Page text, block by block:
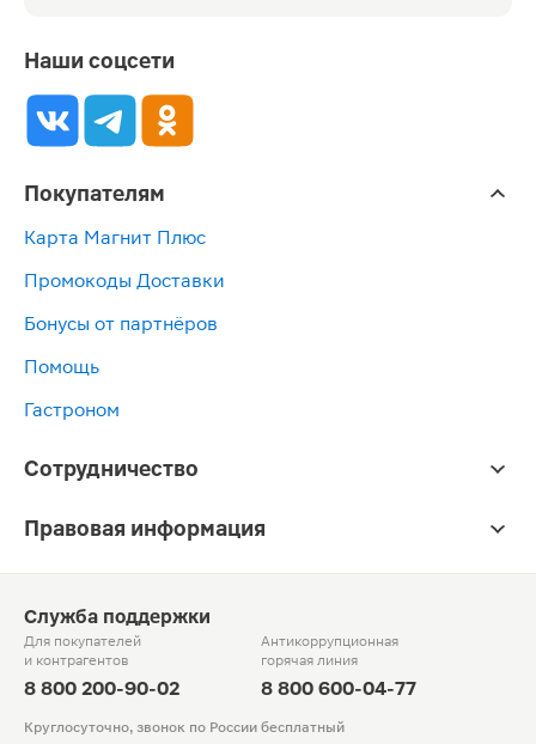
Наши соцсети
Покупателям
Карта Магнит Плюс
Промокоды Доставки
Бонусы от партнёров
Помощь
Гастроном
Сотрудничество
Правовая информация
Служба поддержки
Для покупателей
и контрагентов
8 800 200-90-02
Антикоррупционная
горячая линия
8 800 600-04-77
Круглосуточно, звонок по России бесплатный